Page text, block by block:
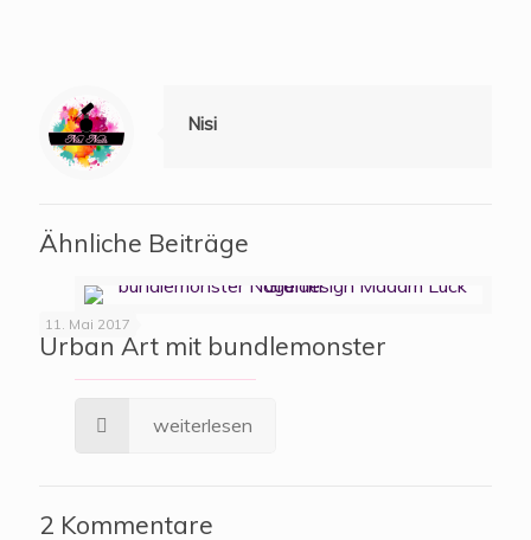
Nisi
Ähnliche Beiträge
11. Mai 2017
Urban Art mit bundlemonster
weiterlesen
2 Kommentare